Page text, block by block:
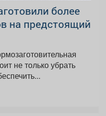
более
на предстоящий
не только убрать